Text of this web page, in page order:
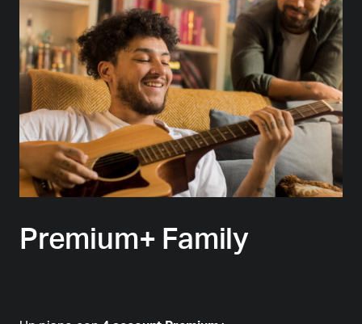
Premium+ Family